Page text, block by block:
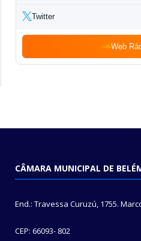
Twitter
Web
CÂMARA MUNICIPAL DE
End.: Travessa Curuzú, 1755.
CEP: 66093- 802